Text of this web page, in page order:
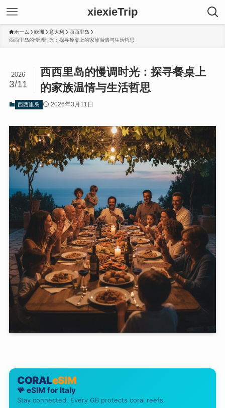
xiexieTrip
ホーム 欧洲 意大利
西西里岛
西西里岛的慢调时光：探寻餐桌上的家族温情与生活哲思
西西里岛的慢调时光：探寻餐桌上
的家族温情与生活哲思
2026
3/11
西西里岛 2026年3月11日
CORALeSIM
🪸 eSIM for Italy
Stay connected. Every GB protects coral reefs.